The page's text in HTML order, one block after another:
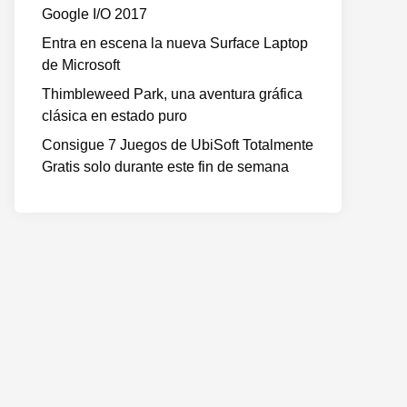
Google I/O 2017
Entra en escena la nueva Surface Laptop
de Microsoft
Thimbleweed Park, una aventura gráfica
clásica en estado puro
Consigue 7 Juegos de UbiSoft Totalmente
Gratis solo durante este fin de semana